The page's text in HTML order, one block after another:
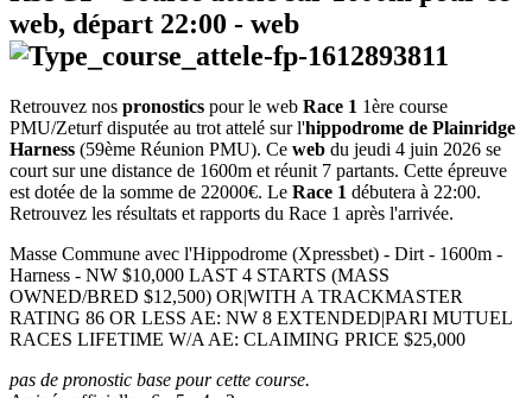
web, départ 22:00 - web
Retrouvez nos pronostics pour le web Race 1 1ère course
PMU/Zeturf disputée au trot attelé sur l'hippodrome de Plainridge
Harness (59ème Réunion PMU). Ce web du jeudi 4 juin 2026 se
court sur une distance de 1600m et réunit 7 partants. Cette épreuve
est dotée de la somme de 22000€. Le Race 1 débutera à 22:00.
Retrouvez les résultats et rapports du Race 1 après l'arrivée.
Masse Commune avec l'Hippodrome (Xpressbet) - Dirt - 1600m -
Harness - NW $10,000 LAST 4 STARTS (MASS
OWNED/BRED $12,500) OR|WITH A TRACKMASTER
RATING 86 OR LESS AE: NW 8 EXTENDED|PARI MUTUEL
RACES LIFETIME W/A AE: CLAIMING PRICE $25,000
pas de pronostic base pour cette course.